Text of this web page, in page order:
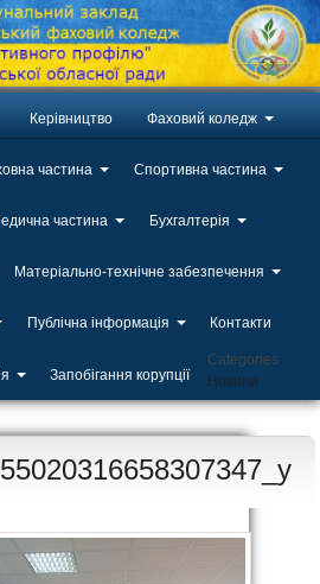
Керівництво Фаховий коледж
частина Спортивна частина
частина Бухгалтерія
Матеріально-технічне забезпечення
Публічна інформація Контакти
Запобігання корупції
Categories
Новини